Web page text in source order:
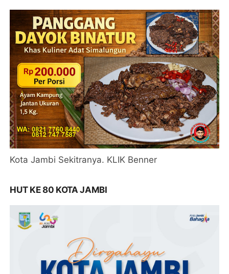
Kota Jambi Sekitranya. KLIK Benner
HUT KE 80 KOTA JAMBI